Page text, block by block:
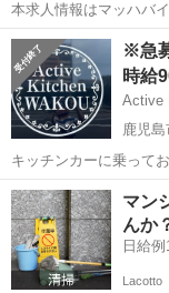
本求人情報はマッハバ
して本求人情報に応募
保護の取扱いに関する
https://j-sen.jp/...
鹿児島 曽於市 デ
※急
時給
Active
鹿児島
キッチンカーに乗って
鹿児島市内になります
ます。 お休みは基本日祝
者歓迎、普通自動車...
鹿児島 鹿児島市
マン
んか
Lacotto